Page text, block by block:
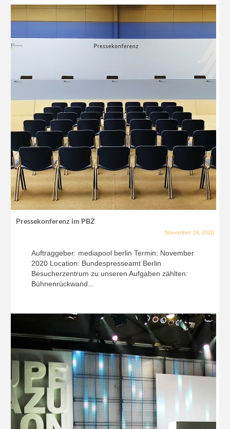
Pressekonferenz im PBZ
November 19, 2020
Auftraggeber: mediapool berlin Termin: November
2020 Location: Bundespresseamt Berlin
Besucherzentrum zu unseren Aufgaben zählten:
Bühnenrückwand...